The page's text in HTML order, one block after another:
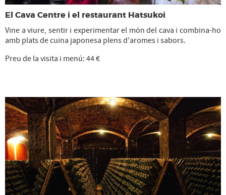
El Cava Centre i el restaurant Hatsukoi
Vine a viure, sentir i experimentar el món del cava i combina-ho
amb plats de cuina japonesa plens d'aromes i sabors.
Preu de la visita i menú: 44 €